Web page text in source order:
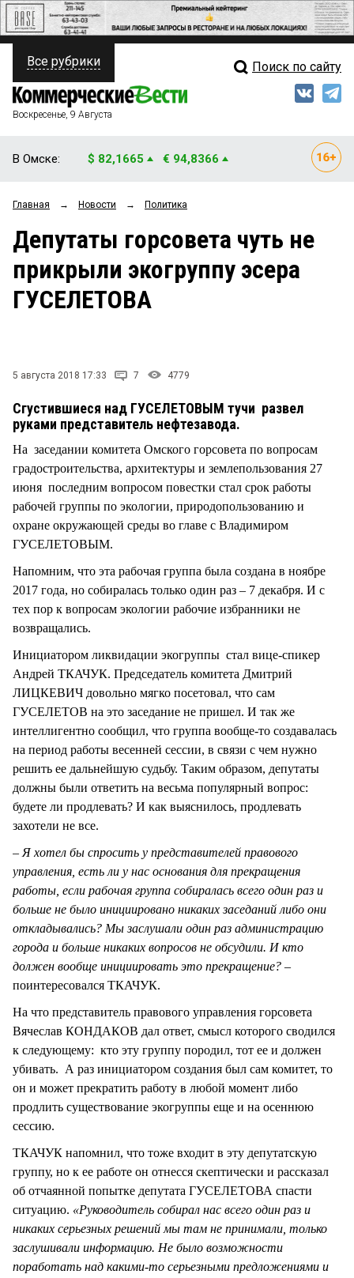
ПОЛИТИКА
ФИНАНСЫ
ОБЩЕСТВО
ЗАКОН
НОВОСТИ КОМПАНИЙ
Свежий выпуск
Рейтинги
Блоги
Все рубрики Поиск по сайту
Воскресенье, 9 Августа
В Омске: $ 82,1665 € 94,8366
Главная → Новости → Политика
Депутаты горсовета чуть не
прикрыли экогруппу эсера
ГУСЕЛЕТОВА
5 августа 2018 17:33 7 4779
Сгустившиеся над ГУСЕЛЕТОВЫМ тучи развел
руками представитель нефтезавода.
На заседании комитета Омского горсовета по вопросам
градостроительства, архитектуры и землепользования 27
июня последним вопросом повестки стал срок работы
рабочей группы по экологии, природопользованию и
охране окружающей среды во главе с Владимиром
ГУСЕЛЕТОВЫМ.
Напомним, что эта рабочая группа была создана в ноябре
2017 года, но собиралась только один раз – 7 декабря. И с
тех пор к вопросам экологии рабочие избранники не
возвращались.
Инициатором ликвидации экогруппы стал вице-спикер
Андрей ТКАЧУК. Председатель комитета Дмитрий
ЛИЦКЕВИЧ довольно мягко посетовал, что сам
ГУСЕЛЕТОВ на это заседание не пришел. И так же
интеллигентно сообщил, что группа вообще-то создавалась
на период работы весенней сессии, в связи с чем нужно
решить ее дальнейшую судьбу. Таким образом, депутаты
должны были ответить на весьма популярный вопрос:
будете ли продлевать? И как выяснилось, продлевать
захотели не все.
– Я хотел бы спросить у представителей правового
управления, есть ли у нас основания для прекращения
работы, если рабочая группа собиралась всего один раз и
больше не было инициировано никаких заседаний либо они
откладывались? Мы заслушали один раз администрацию
города и больше никаких вопросов не обсудили. И кто
должен вообще инициировать это прекращение? –
поинтересовался ТКАЧУК.
На что представитель правового управления горсовета
Вячеслав КОНДАКОВ дал ответ, смысл которого сводился
к следующему: кто эту группу породил, тот ее и должен
убивать. А раз инициатором создания был сам комитет, то
он и может прекратить работу в любой момент либо
продлить существование экогруппы еще и на осеннюю
сессию.
ТКАЧУК напомнил, что тоже входит в эту депутатскую
группу, но к ее работе он отнесся скептически и рассказал
об отчаянной попытке депутата ГУСЕЛЕТОВА спасти
ситуацию. «Руководитель собирал нас всего один раз и
никаких серьезных решений мы там не принимали, только
заслушивали информацию. Не было возможности
поработать над какими-то серьезными предложениями и